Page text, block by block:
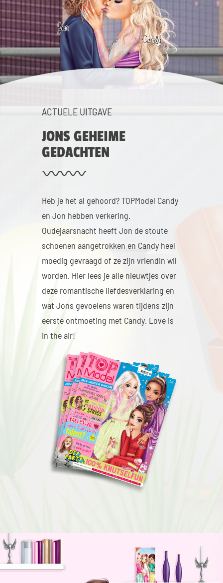
ACTUELE UITGAVE
JONS GEHEIME
GEDACHTEN
Heb je het al gehoord? TOPModel Candy
en Jon hebben verkering.
Oudejaarsnacht heeft Jon de stoute
schoenen aangetrokken en Candy heel
moedig gevraagd of ze zijn vriendin wil
worden. Hier lees je alle nieuwtjes over
deze romantische liefdesverklaring en
wat Jons gevoelens waren tijdens zijn
eerste ontmoeting met Candy. Love is
in the air!